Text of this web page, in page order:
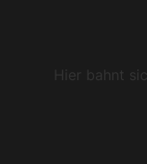
Hier bahnt